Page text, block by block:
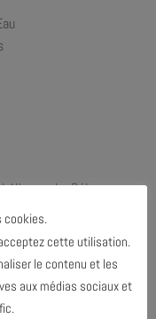
Album « Le Déluge »
cookies.
cette utilisation.
le contenu et les
aux médias sociaux et